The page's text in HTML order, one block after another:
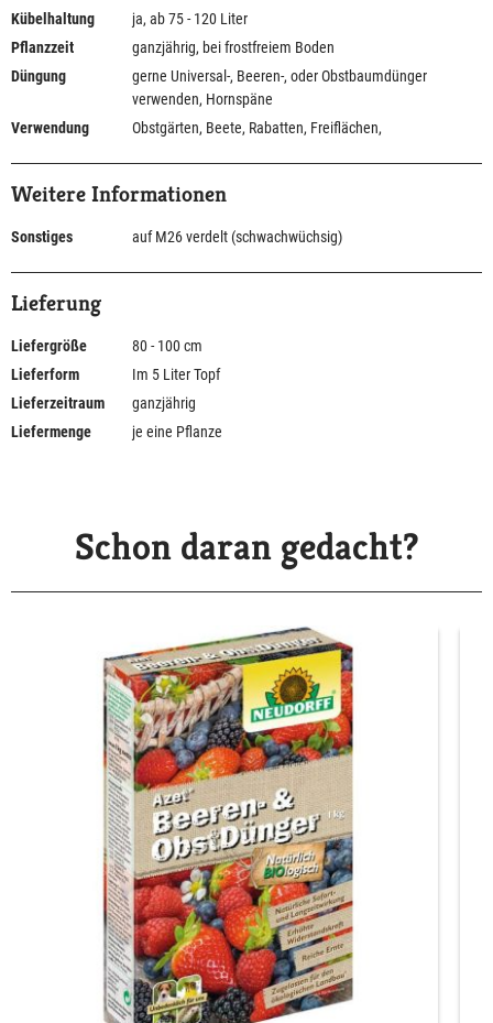
Kübelhaltung
ja, ab 75 - 120 Liter
Pflanzzeit
ganzjährig, bei frostfreiem Boden
Düngung
gerne Universal-, Beeren-, oder Obstbaumdünger
verwenden, Hornspäne
Verwendung
Obstgärten, Beete, Rabatten, Freiflächen,
Weitere Informationen
Sonstiges auf M26 verdelt (schwachwüchsig)
Lieferung
Liefergröße
80 - 100 cm
Lieferform
Im 5 Liter Topf
Lieferzeitraum
ganzjährig
Liefermenge
je eine Pflanze
Schon daran gedacht?